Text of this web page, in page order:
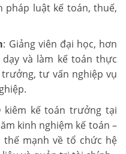
pháp luật kế toán, thuế,
: Giảng viên đại học, hơn
và làm kế toán thực
tư vấn nghiệp vụ
kiêm kế toán trưởng tại
kinh nghiệm kế toán –
mạnh về tổ chức hệ